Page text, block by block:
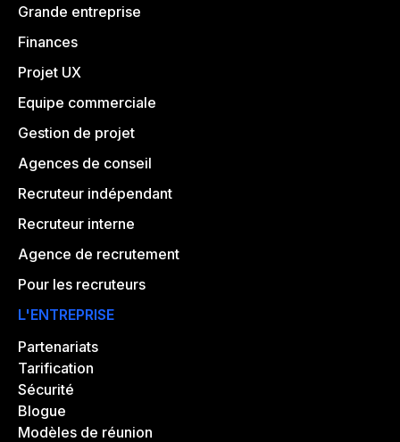
Grande entreprise
Finances
Projet UX
Equipe commerciale
Gestion de projet
Agences de conseil
Recruteur indépendant
Recruteur interne
Agence de recrutement
Pour les recruteurs
L'ENTREPRISE
Partenariats
Tarification
Sécurité
Blogue
Modèles de réunion